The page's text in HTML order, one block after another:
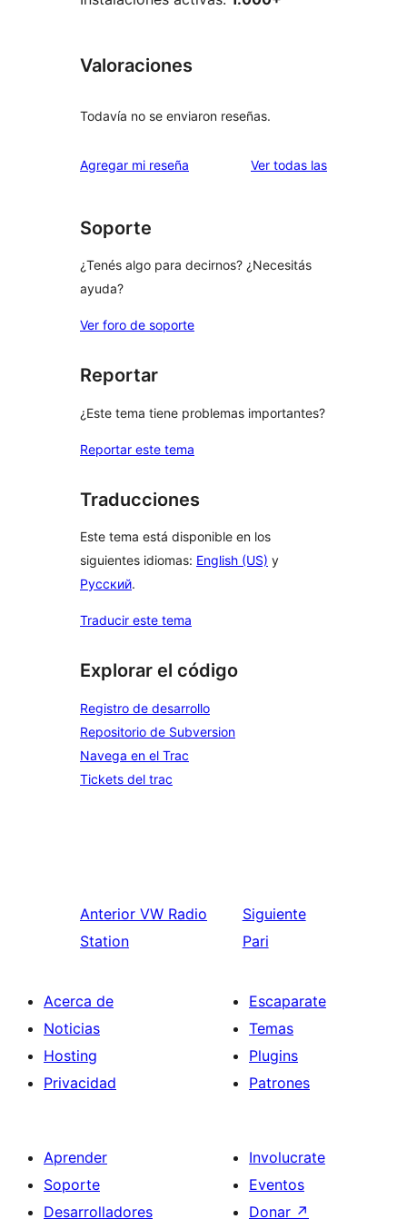
Valoraciones
Todavía no se enviaron reseñas.
Agregar mi reseña Ver todas lasreseñas
Soporte
¿Tenés algo para decirnos? ¿Necesitás
ayuda?
Ver foro de soporte
Reportar
¿Este tema tiene problemas importantes?
Reportar este tema
Traducciones
Este tema está disponible en los
siguientes idiomas: English (US) y
Русский.
Traducir este tema
Explorar el código
Registro de desarrollo
Repositorio de Subversion
Navega en el Trac
Tickets del trac
Anterior VW Radio
Station
Siguiente
Pari
Acerca de
Noticias
Hosting
Privacidad
Escaparate
Temas
Plugins
Patrones
Aprender
Soporte
Desarrolladores
Involucrate
Eventos
Donar ↗